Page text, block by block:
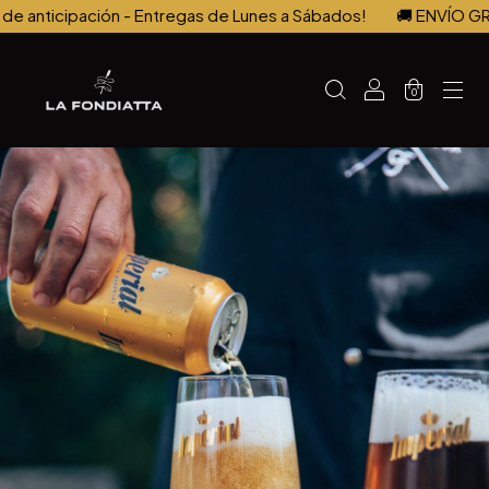
- Entregas de Lunes a Sábados! 🚚 ENVÍO
0